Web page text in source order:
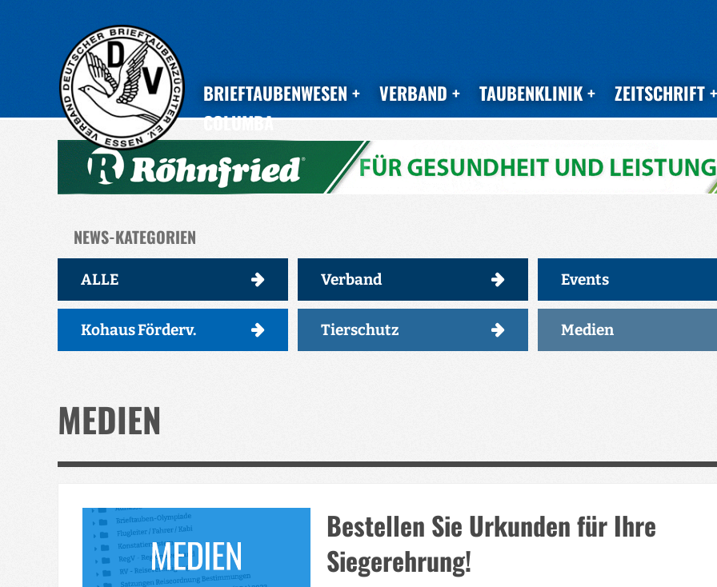
BRIEFTAUBENWESEN VERBAND TAUBENKLINIK
ZEITSCHRIFT
COLUMBA
NEWS-KATEGORIEN
ALLE Verband Events
Kohaus Förderv. Tierschutz Medien
MEDIEN
Bestellen Sie Urkunden für Ihre
Siegerehrung!